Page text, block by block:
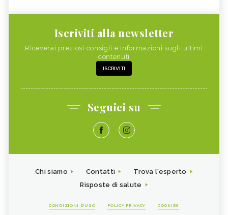
Iscriviti alla newsletter
Riceverai preziosi consigli e informazioni sugli ultimi
contenuti
ISCRIVITI
Seguici su
Chi siamo Contatti
Trova l'esperto
Risposte di salute
CONDIZIONI D'USO POLICY PRIVACY COOKIES